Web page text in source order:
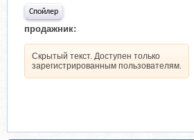
Спойлер
продажник:
Скрытый текст. Доступен только
зарегистрированным пользователям.